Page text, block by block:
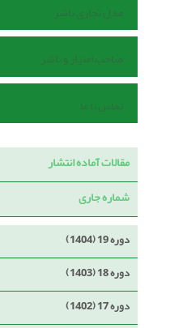
مدل تجاری ناشر
صاحب امتیاز و ناشر
تماس با ما
مقالات آماده انتشار
شماره جاری
دوره 19 (1404)
دوره 18 (1403)
دوره 17 (1402)